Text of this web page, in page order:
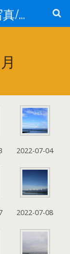
今日の佐渡島 風景写真/天気/お酒/お米/温泉
2022-07-04
2022-07-08